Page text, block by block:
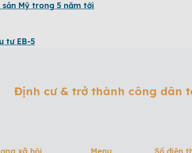
Mỹ trong 5 năm tới
tư EB-5
Định cư & trở thành công dân